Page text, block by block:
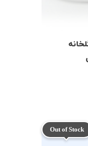
Out of Stock